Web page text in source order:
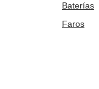
Baterías
Faros